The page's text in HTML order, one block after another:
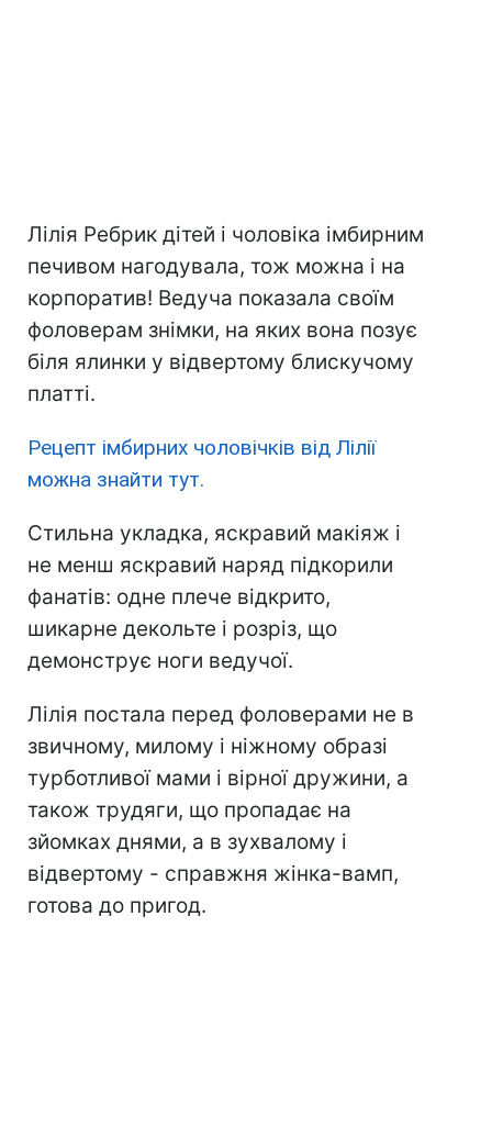
Лілія Ребрик дітей і чоловіка імбирним
печивом нагодувала, тож можна і на
корпоратив! Ведуча показала своїм
фоловерам знімки, на яких вона позує
біля ялинки у відвертому блискучому
платті.
Рецепт імбирних чоловічків від Лілії
можна знайти тут.
Стильна укладка, яскравий макіяж і
не менш яскравий наряд підкорили
фанатів: одне плече відкрито,
шикарне декольте і розріз, що
демонструє ноги ведучої.
Лілія постала перед фоловерами не в
звичному, милому і ніжному образі
турботливої мами і вірної дружини, а
також трудяги, що пропадає на
зйомках днями, а в зухвалому і
відвертому - справжня жінка-вамп,
готова до пригод.